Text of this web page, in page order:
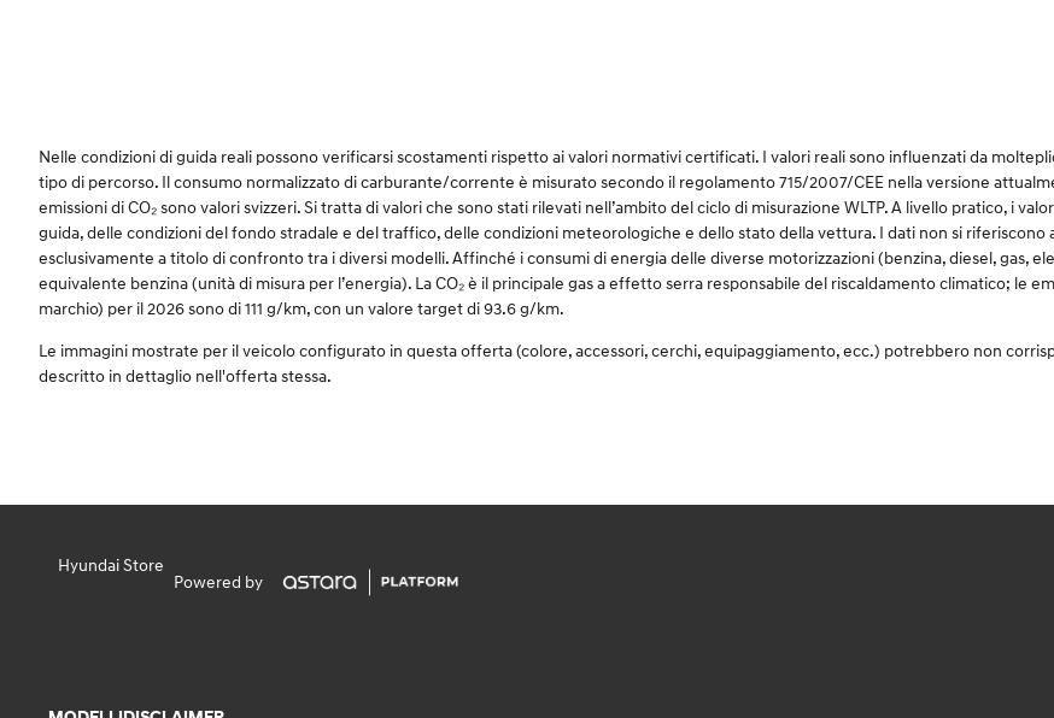
Nelle condizioni di guida reali possono verificarsi scostamenti rispetto ai valori normativi certificati. I valori reali sono influenzati da
tipo di percorso. Il consumo normalizzato di carburante/corrente è misurato secondo il regolamento 715/2007/CEE nella versione
emissioni di CO₂ sono valori svizzeri. Si tratta di valori che sono stati rilevati nell’ambito del ciclo di misurazione WLTP. A livello pratico, i
guida, delle condizioni del fondo stradale e del traffico, delle condizioni meteorologiche e dello stato della vettura. I dati non si
esclusivamente a titolo di confronto tra i diversi modelli. Affinché i consumi di energia delle diverse motorizzazioni (benzina, diesel, gas,
equivalente benzina (unità di misura per l’energia). La CO₂ è il principale gas a effetto serra responsabile del riscaldamento climatico; le
marchio) per il 2026 sono di 111 g/km, con un valore target di 93.6 g/km.
Le immagini mostrate per il veicolo configurato in questa offerta (colore, accessori, cerchi, equipaggiamento, ecc.) potrebbero non
descritto in dettaglio nell'offerta stessa.
Hyundai Store
Powered by